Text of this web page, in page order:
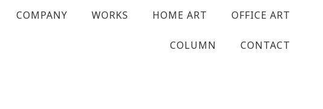
COMPANY WORKS HOME ART OFFICE ART
COLUMN CONTACT